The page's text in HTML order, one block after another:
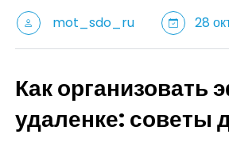
mot_sdo_ru 28
Как организовать
удаленке: советы